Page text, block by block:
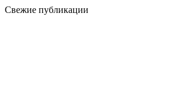
Свежие публикации